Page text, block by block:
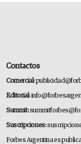
Contactos
Comercial:
Editorial:
Summit:
Suscripciones:
Forbes Argentina es